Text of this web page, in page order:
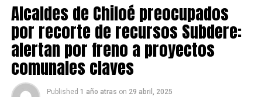
Alcaldes de Chiloé preocupados
por recorte de recursos Subdere:
alertan por freno a proyectos
comunales claves
Published 1 año atras on 29 abril, 2025